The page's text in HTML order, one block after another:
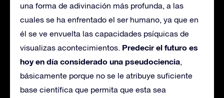
una forma de adivinación más profunda, a las
cuales se ha enfrentado el ser humano, ya que en
él se ve envuelta las capacidades psíquicas de
visualizas acontecimientos. Predecir el futuro es
hoy en día considerado una pseudociencia,
básicamente porque no se le atribuye suficiente
base científica que permita que esta sea